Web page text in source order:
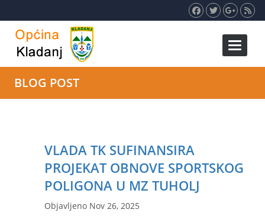
Toggle
BLOG POST
VLADA TK SUFINANSIRA
PROJEKAT OBNOVE SPORTSKOG
POLIGONA U MZ TUHOLJ
Objavljeno Nov 26, 2025